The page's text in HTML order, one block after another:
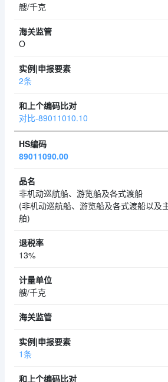
艘/千克
O
2条
对比-89011010.10
89011090.00
非机动巡航船、游览船及各式渡船
(非机动巡航船、游览船及各式渡船以及
舶)
13%
艘/千克
1条